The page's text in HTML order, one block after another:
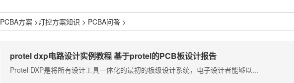
PCBA方案 >灯控方案知识 > PCBA问答 >
protel dxp电路设计实例教程 基于protel的PCB板设计报告
Protel DXP是将所有设计工具一体化的最初的板级设计系统，电子设计者能够以...